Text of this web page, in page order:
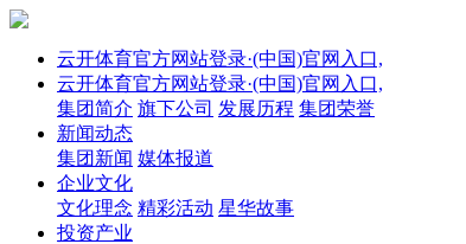
云开体育官方网站登录·(中国)官网入口,
云开体育官方网站登录·(中国)官网入口,
集团简介 旗下公司 发展历程 集团荣誉
新闻动态
集团新闻 媒体报道
企业文化
文化理念 精彩活动 星华故事
投资产业